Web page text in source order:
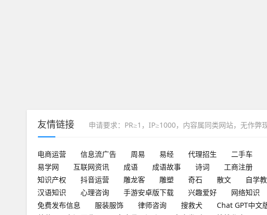
友情链接 申请要求：PR≥1，IP≥1000，内容属同类网站，无作弊
电商运营 信息流广告 周易 易经 代理招生 二手车
易学网
互联网资讯 成语 成语故事 诗词 工商注册
知识产权
抖音运营 雕龙客 雕塑 奇石 散文 自学
汉语知识
心理咨询 手游安卓版下载 兴趣爱好 网络知识
免费发布信息
服装服饰 律师咨询 搜救犬 Chat GPT中文